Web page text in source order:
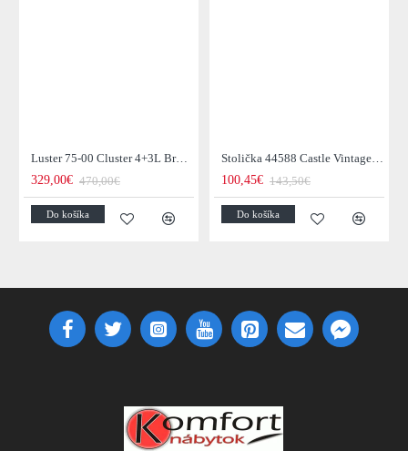
Luster 75-00 Cluster 4+3L Brown + Jantar Glass
329,00€ 470,00€
Do košíka
Stolička 44588 Castle Vintage Black
100,45€ 143,50€
Do košíka